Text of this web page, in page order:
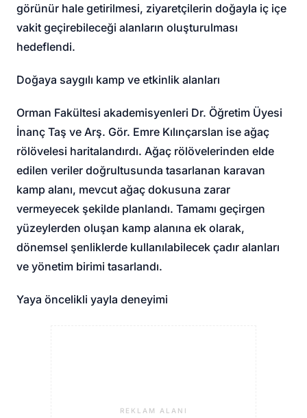
görünür hale getirilmesi, ziyaretçilerin doğayla iç içe
vakit geçirebileceği alanların oluşturulması
hedeflendi.
Doğaya saygılı kamp ve etkinlik alanları
Orman Fakültesi akademisyenleri Dr. Öğretim Üyesi
İnanç Taş ve Arş. Gör. Emre Kılınçarslan ise ağaç
rölövelesi haritalandırdı. Ağaç rölövelerinden elde
edilen veriler doğrultusunda tasarlanan karavan
kamp alanı, mevcut ağaç dokusuna zarar
vermeyecek şekilde planlandı. Tamamı geçirgen
yüzeylerden oluşan kamp alanına ek olarak,
dönemsel şenliklerde kullanılabilecek çadır alanları
ve yönetim birimi tasarlandı.
Yaya öncelikli yayla deneyimi
REKLAM ALANI